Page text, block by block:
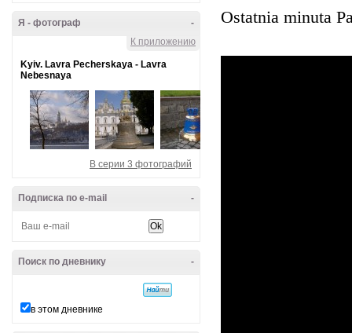
-
Я - фотограф
К приложению
Kyiv. Lavra Pecherskaya - Lavra
Nebesnaya
В серии 3 фотографий
-
Подписка по e-mail
-
Поиск по дневнику
в этом дневнике
Ostatnia minuta